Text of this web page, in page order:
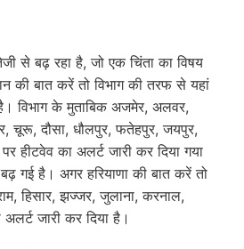
से बढ़ रहा है, जो एक चिंता का विषय
की बात करें तो विभाग की तरफ से यहां
विभाग के मुताबिक अजमेर, अलवर,
चूरू, दौसा, धौलपुर, फतेहपुर, जयपुर,
हीटवेव का अलर्ट जारी कर दिया गया
गई है। अगर हरियाणा की बात करें तो
हिसार, झज्जर, जुलाना, करनाल,
जारी कर दिया है।